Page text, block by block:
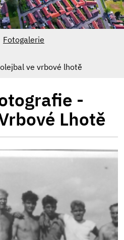
Fotogalerie
ve vrbové lhotě
-
Lhotě